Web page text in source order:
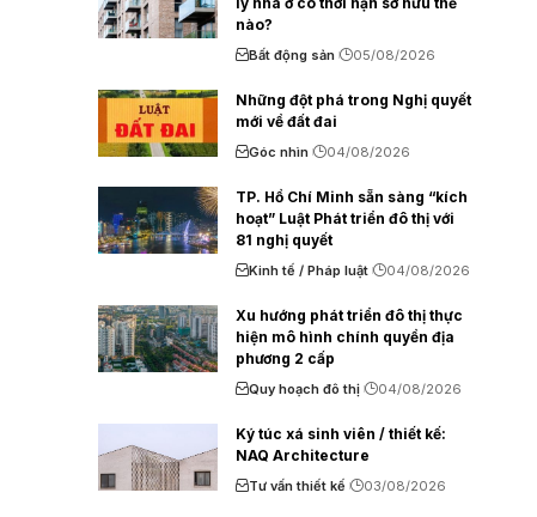
nào?
Bất động sản 05/08/2026
Những đột phá trong Nghị quyết
mới về đất đai
Góc nhìn 04/08/2026
TP. Hồ Chí Minh sẵn sàng “kích
hoạt” Luật Phát triển đô thị với
81 nghị quyết
Kinh tế / Pháp luật 04/08/2026
Xu hướng phát triển đô thị thực
hiện mô hình chính quyền địa
phương 2 cấp
Quy hoạch đô thị 04/08/2026
Ký túc xá sinh viên / thiết kế:
NAQ Architecture
Tư vấn thiết kế 03/08/2026